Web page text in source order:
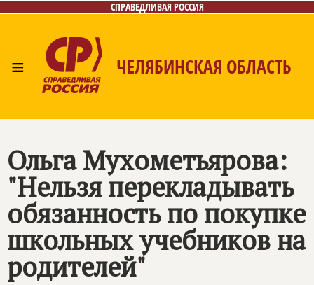
СПРАВЕДЛИВАЯ РОССИЯ
≡ ЧЕЛЯБИНСКАЯ ОБЛАСТЬ
Ольга Мухометьярова:
"Нельзя перекладывать
обязанность по покупке
школьных учебников на
родителей"